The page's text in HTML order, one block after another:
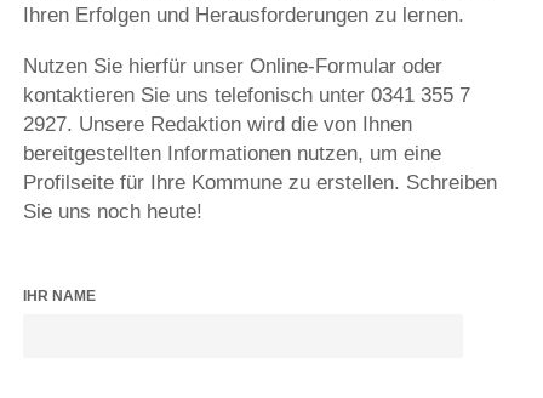
Ihren Erfolgen und Herausforderungen zu lernen.
Nutzen Sie hierfür unser Online-Formular oder
kontaktieren Sie uns telefonisch unter 0341 355 7
2927. Unsere Redaktion wird die von Ihnen
bereitgestellten Informationen nutzen, um eine
Profilseite für Ihre Kommune zu erstellen. Schreiben
Sie uns noch heute!
IHR NAME